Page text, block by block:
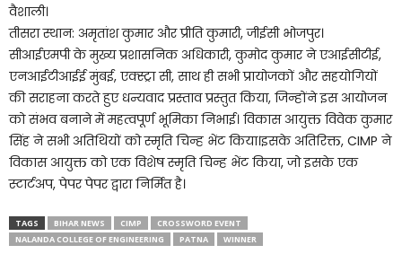
वैशाली।
तीसरा स्थान: अमृतांश कुमार और प्रीति कुमारी, जीईसी भोजपुर।
सीआईएमपी के मुख्य प्रशासनिक अधिकारी, कुमोद कुमार ने एआईसीटीई,
एनआईटीआईई मुंबई, एक्स्ट्रा सी, साथ ही सभी प्रायोजकों और सहयोगियों
की सराहना करते हुए धन्यवाद प्रस्ताव प्रस्तुत किया, जिन्होंने इस आयोजन
को संभव बनाने में महत्वपूर्ण भूमिका निभाई। विकास आयुक्त विवेक कुमार
सिंह ने सभी अतिथियों को स्मृति चिन्ह भेंट किया।इसके अतिरिक्त, CIMP ने
विकास आयुक्त को एक विशेष स्मृति चिन्ह भेंट किया, जो इसके एक
स्टार्टअप, पेपर पेपर द्वारा निर्मित है।
TAGS BIHAR NEWS CIMP
CROSSWORD EVENT
NALANDA COLLEGE OF ENGINEERING
PATNA WINNER